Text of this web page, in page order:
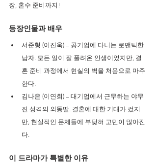
장, 혼수 준비까지!
등장인물과 배우
서준형 (이진욱) – 공기업에 다니는 로맨틱한
남자. 모든 일이 잘 풀려온 인생이었지만, 결
혼 준비 과정에서 현실의 벽을 처음으로 마주
한다.
김나은 (이연희) – 대기업에서 근무하는 야무
진 성격의 외동딸. 결혼에 대한 기대가 컸지
만, 현실적인 문제들에 부딪혀 고민이 많아진
다.
이 드라마가 특별한 이유